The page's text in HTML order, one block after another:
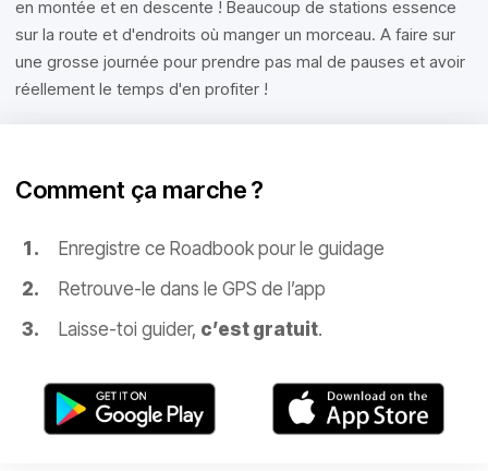
en montée et en descente ! Beaucoup de stations essence
sur la route et d'endroits où manger un morceau. A faire sur
une grosse journée pour prendre pas mal de pauses et avoir
réellement le temps d'en profiter !
Comment ça marche ?
Enregistre ce Roadbook pour le guidage
Retrouve-le dans le GPS de l’app
Laisse-toi guider, c’est gratuit.